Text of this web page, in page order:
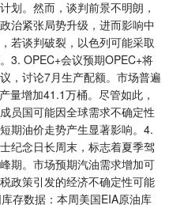
划。然而，谈判前景不明朗，
治紧张局势升级，进而影响中
若谈判破裂，以色列可能采取
3. OPEC+会议预期OPEC+将
，讨论7月生产配额。市场普遍
量增加41.1万桶。尽管如此，
员国可能因全球需求不确定性
期油价走势产生显著影响。4.
纪念日长周末，标志着夏季驾
期。市场预期汽油需求增加可
政策引发的经济不确定性可能
存数据：本周美国EIA原油库